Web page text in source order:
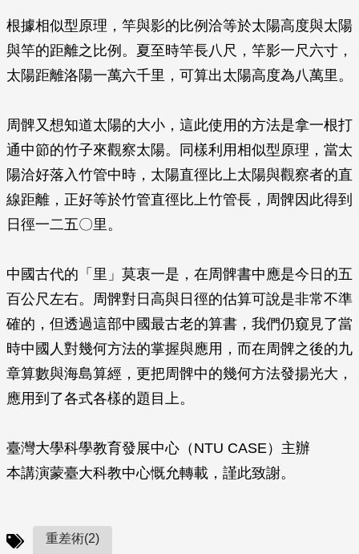
根據相似型原理，竿與影的比例洽等於太陽高度與太陽
與竿的距離之比例。夏至時竿長八尺，竿影一尺六寸，
太陽距離洛陽一萬六千里，可算出太陽高度為八萬里。
周髀又想知道太陽的大小，這此使用的方法是拿一根打
通中節的竹子來觀察太陽。同樣利用相似型原理，當太
陽洽好落入竹管中時，太陽直徑比上太陽與觀察者的直
線距離，正好等於竹管直徑比上竹管長，周髀因此得到
日徑一二五〇里。
中國古代的「里」莫衷一是，在周髀書中應是今日的五
百公尺左右。周髀對日高與日徑的估算可說是非常不準
確的，但透過這部中國最古老的算書，我們仍窺見了當
時中國人對幾何方法的掌握與應用，而在周髀之後的九
章算數與海島算經，更把周髀中的幾何方法發揚光大，
應用到了各式各樣的題目上。
臺灣大學科學教育發展中心（NTU CASE）主辦
本講演蒙臺大科教中心慨允轉載，謹此致謝。
重差術(2)